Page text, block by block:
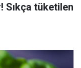
Sıkça tüketilen